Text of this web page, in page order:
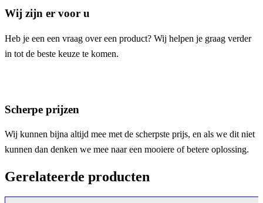
Wij zijn er voor u
Heb je een een vraag over een product? Wij helpen je graag verder
in tot de beste keuze te komen.
Scherpe prijzen
Wij kunnen bijna altijd mee met de scherpste prijs, en als we dit niet
kunnen dan denken we mee naar een mooiere of betere oplossing.
Gerelateerde producten